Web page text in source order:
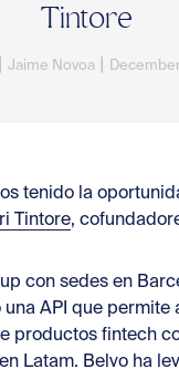
Tintore
Jaime Novoa
tenido la
Tintore,
con sedes en
una API que permite
productos fintech
Latam. Belvo ha